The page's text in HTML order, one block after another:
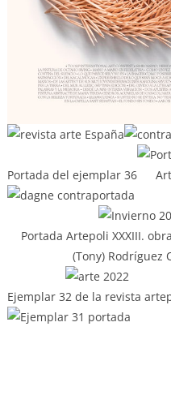
Portada del ejemplar 36
Portada Artepoli XXXIII.
(Tony) Rodríguez
Ejemplar 32 de la revista